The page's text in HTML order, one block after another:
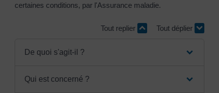
certaines conditions, par l'Assurance maladie.
Tout replier Tout déplier
De quoi s'agit-il ?
Qui est concerné ?